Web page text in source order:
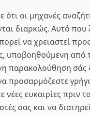
ότι οι μηχανές
διαρκώς. Αυτό που
να χρειαστεί
υποβοηθούμενη από
παρακολούθηση σάς
προσαρμόζεστε
νέες ευκαιρίες πριν
σας και να